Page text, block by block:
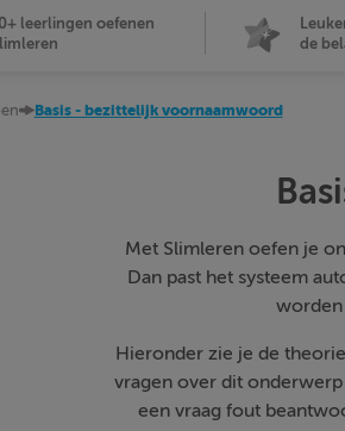
leerlingen oefenen
de
Basis - bezittelijk voornaamwoord
Met Slimleren oefen je
Dan past het systeem
worden
Hieronder zie je de
vragen over dit
een vraag fout